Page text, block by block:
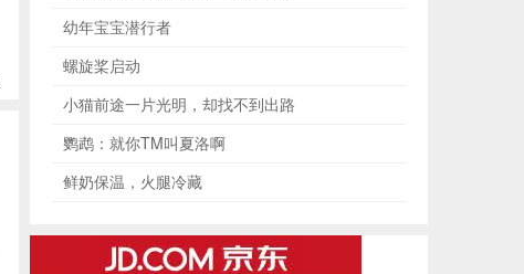
幼年宝宝潜行者
螺旋桨启动
小猫前途一片光明，却找不到出路
鹦鹉：就你TM叫夏洛啊
鲜奶保温，火腿冷藏